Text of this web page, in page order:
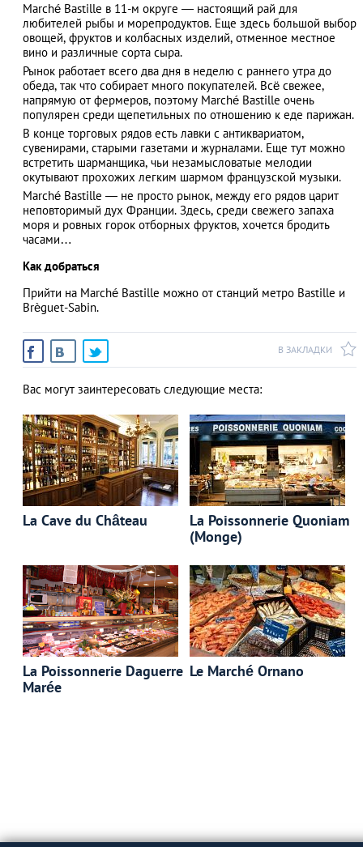
АЗАД
Marché Bastille в 11-м округе — настоящий рай для
любителей рыбы и морепродуктов. Еще здесь большой выбор
овощей, фруктов и колбасных изделий, отменное местное
вино и различные сорта сыра.
Рынок работает всего два дня в неделю с раннего утра до
обеда, так что собирает много покупателей. Всё свежее,
напрямую от фермеров, поэтому Marché Bastille очень
популярен среди щепетильных по отношению к еде парижан.
В конце торговых рядов есть лавки с антиквариатом,
сувенирами, старыми газетами и журналами. Еще тут можно
встретить шарманщика, чьи незамысловатые мелодии
окутывают прохожих легким шармом французской музыки.
Marché Bastille ― не просто рынок, между его рядов царит
неповторимый дух Франции. Здесь, среди свежего запаха
моря и ровных горок отборных фруктов, хочется бродить
часами…
Как добраться
Прийти на Marché Bastille можно от станций метро Bastille и
Brèguet-Sabin.
В ЗАКЛАДКИ
Вас могут заинтересовать следующие места:
La Cave du Château
La Poissonnerie Quoniam
(Monge)
La Poissonnerie Daguerre
Marée
Le Мarché Ornano